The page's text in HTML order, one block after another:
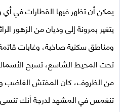
يمكن أن تظهر فيها القطارات في
يتغير بمرونة إلى وديان من الزهور
ومناطق سكنية صاخبة، وغابات
تحت المحيط الشاسع، تسبح
من الظروف، كان المفتش الغاضب
تنغمس في المشهد لدرجة أنك